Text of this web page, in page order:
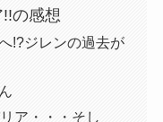
の感想
!?ジレンの過去が
ア・・・そし